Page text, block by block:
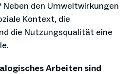
den Umweltwirkungen
Kontext, die
die Nutzungsqualität eine
Arbeiten sind